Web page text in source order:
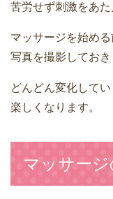
苦労せず刺激をあた
マッサージを始め
写真を撮影しておき
どんどん変化してい
楽しくなります。
マッサー